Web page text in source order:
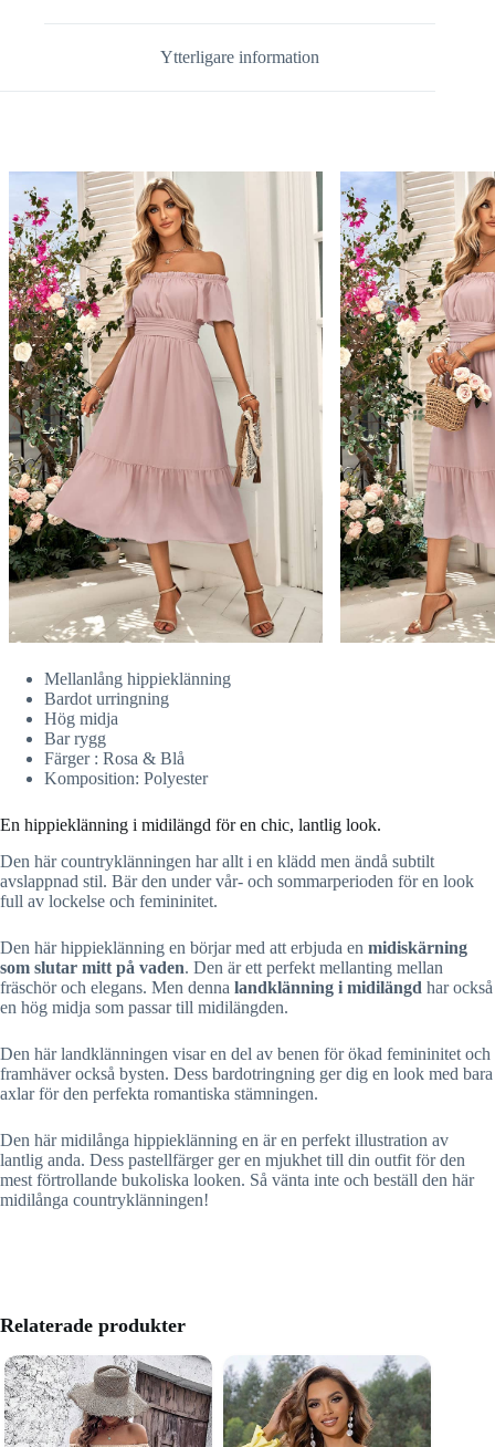
Ytterligare information
Mellanlång hippieklänning
Bardot urringning
Hög midja
Bar rygg
Färger : Rosa & Blå
Komposition: Polyester
En hippieklänning i midilängd för en chic, lantlig look.
Den här countryklänningen har allt i en klädd men ändå subtilt
avslappnad stil. Bär den under vår- och sommarperioden för en look
full av lockelse och femininitet.
Den här hippieklänning en börjar med att erbjuda en midiskärning
som slutar mitt på vaden. Den är ett perfekt mellanting mellan
fräschör och elegans. Men denna landklänning i midilängd har också
en hög midja som passar till midilängden.
Den här landklänningen visar en del av benen för ökad femininitet och
framhäver också bysten. Dess bardotringning ger dig en look med bara
axlar för den perfekta romantiska stämningen.
Den här midilånga hippieklänning en är en perfekt illustration av
lantlig anda. Dess pastellfärger ger en mjukhet till din outfit för den
mest förtrollande bukoliska looken. Så vänta inte och beställ den här
midilånga countryklänningen!
Relaterade produkter